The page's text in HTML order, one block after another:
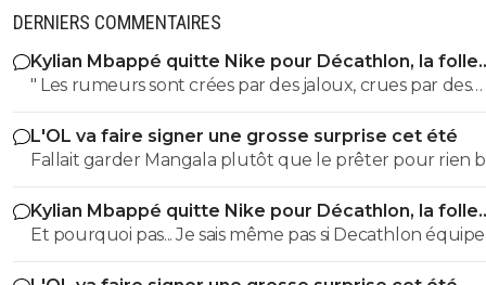
DERNIERS COMMENTAIRES
Kylian Mbappé quitte Nike pour Décathlon, la folle
rumeur
" Les rumeurs sont crées par des jaloux, crues par des
curieux et répétées par des imbéciles "
L'OL va faire signer une grosse surprise cet été
Fallait garder Mangala plutôt que le prêter pour rien
d'idiots
Kylian Mbappé quitte Nike pour Décathlon, la folle
rumeur
Et pourquoi pas... Je sais même pas si Decathlon
clubs professionnels ou amateurs pour les maillots de